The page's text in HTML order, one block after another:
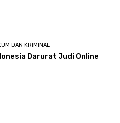
DAN KRIMINAL
Darurat Judi Online